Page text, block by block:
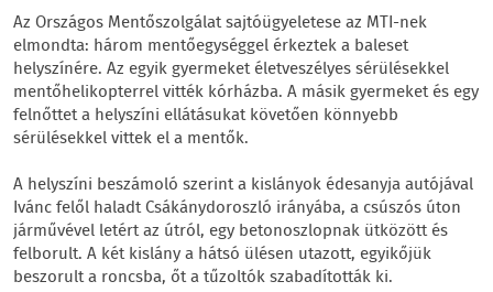
Az Országos Mentőszolgálat sajtóügyeletese az MTI-nek
elmondta: három mentőegységgel érkeztek a baleset
helyszínére. Az egyik gyermeket életveszélyes sérülésekkel
mentőhelikopterrel vitték kórházba. A másik gyermeket és egy
felnőttet a helyszíni ellátásukat követően könnyebb
sérülésekkel vittek el a mentők.
A helyszíni beszámoló szerint a kislányok édesanyja autójával
Ivánc felől haladt Csákánydoroszló irányába, a csúszós úton
járművével letért az útról, egy betonoszlopnak ütközött és
felborult. A két kislány a hátsó ülésen utazott, egyikőjük
beszorult a roncsba, őt a tűzoltók szabadították ki.